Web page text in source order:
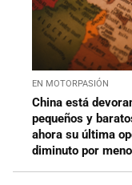
EN MOTORPASIÓN
China está
pequeños y
ahora su última
diminuto por